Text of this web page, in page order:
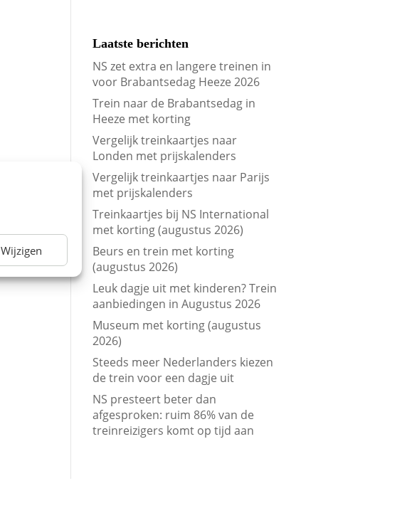
Wijzigen
Laatste berichten
NS zet extra en langere treinen in
voor Brabantsedag Heeze 2026
Trein naar de Brabantsedag in
Heeze met korting
Vergelijk treinkaartjes naar
Londen met prijskalenders
Vergelijk treinkaartjes naar Parijs
met prijskalenders
Treinkaartjes bij NS International
met korting (augustus 2026)
Beurs en trein met korting
(augustus 2026)
Leuk dagje uit met kinderen? Trein
aanbiedingen in Augustus 2026
Museum met korting (augustus
2026)
Steeds meer Nederlanders kiezen
de trein voor een dagje uit
NS presteert beter dan
afgesproken: ruim 86% van de
treinreizigers komt op tijd aan